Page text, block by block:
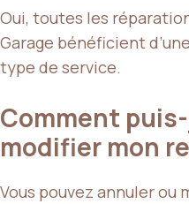
Oui, toutes les
Garage bénéficient
type de service.
Comment
modifier mon
Vous pouvez annuler